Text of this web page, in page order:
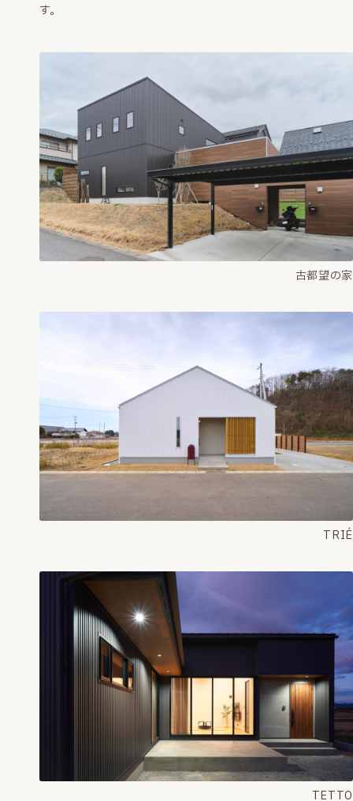
す。
古都望の家
TRIÉ
TETTO